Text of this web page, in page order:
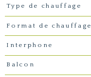
Type de chauffage
Format de chauffage
Interphone
Balcon